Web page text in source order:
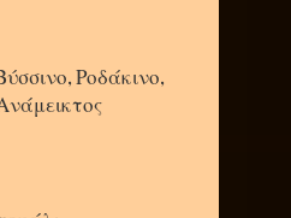
Ροδάκινο,